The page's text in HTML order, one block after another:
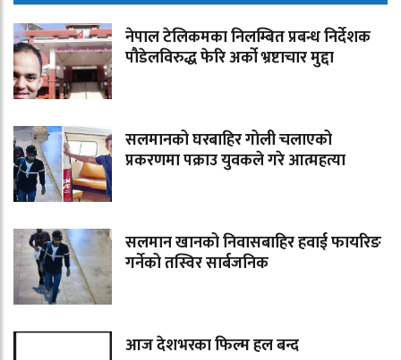
नेपाल टेलिकमका निलम्बित प्रबन्ध निर्देशक
पौडेलविरुद्ध फेरि अर्को भ्रष्टाचार मुद्दा
सलमानको घरबाहिर गोली चलाएको
प्रकरणमा पक्राउ युवकले गरे आत्महत्या
सलमान खानको निवासबाहिर हवाई फायरिङ
गर्नेको तस्विर सार्बजनिक
आज देशभरका फिल्म हल बन्द